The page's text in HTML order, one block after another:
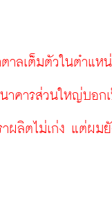
าลเต็มตัวในตำแ
คารส่วนใหญ่บอก
ผลิตไม่เก่ง แต่ผม